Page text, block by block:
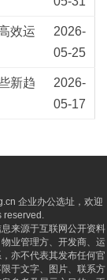
效运
2026-
05-25
新趋
2026-
05-17
企业办公选址，欢迎
来源于互联网公开资料
业管理方、开发商、运
亦不代表其发布任何官
于文字、图片、联系方